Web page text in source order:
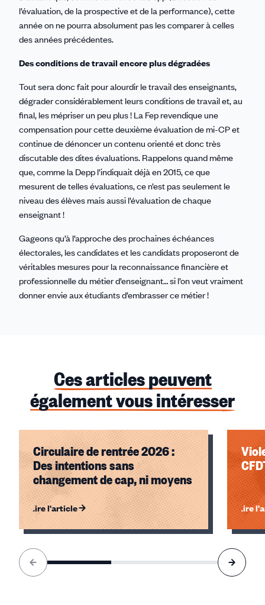
l’évaluation, de la prospective et de la performance), cette
année on ne pourra absolument pas les comparer à celles
des années précédentes.
Des conditions de travail encore plus dégradées
Tout sera donc fait pour alourdir le travail des enseignants,
dégrader considérablement leurs conditions de travail et, au
final, les mépriser un peu plus ! La Fep revendique une
compensation pour cette deuxième évaluation de mi-CP et
continue de dénoncer un contenu orienté et donc très
discutable des dites évaluations. Rappelons quand même
que, comme la Depp l’indiquait déjà en 2015, ce que
mesurent de telles évaluations, ce n’est pas seulement le
niveau des élèves mais aussi l’évaluation de chaque
enseignant !
Gageons qu’à l’approche des prochaines échéances
électorales, les candidates et les candidats proposeront de
véritables mesures pour la reconnaissance financière et
professionnelle du métier d’enseignant… si l’on veut vraiment
donner envie aux étudiants d’embrasser ce métier !
Ces articles peuvent
également vous intéresser
Circulaire de rentrée 2026 :
Des intentions sans
changement de cap, ni moyens
Lire l'article Lire